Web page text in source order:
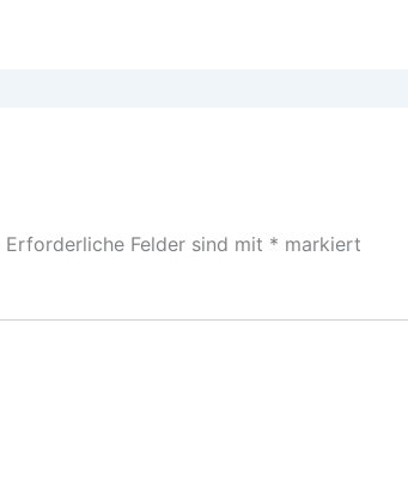
Erforderliche Felder sind mit * markiert